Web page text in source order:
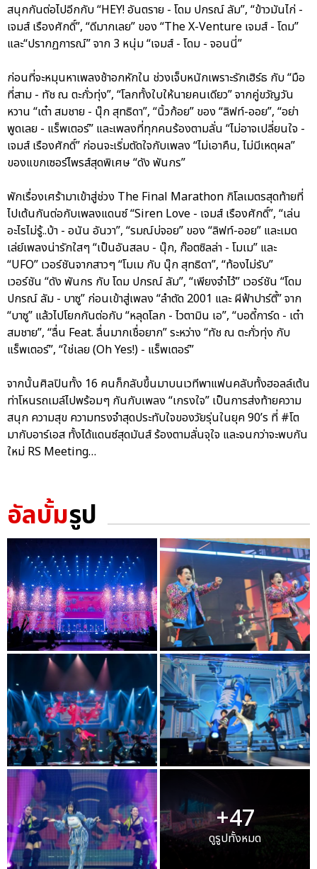
สนุกกันต่อไปอีกกับ “HEY! อันตราย - โดม ปกรณ์ ลัม”, “ข้าวมันไก่ -
เจมส์ เรืองศักดิ์”, “ดีมากเลย” ของ “The X-Venture เจมส์ - โดม”
และ“ปรากฏการณ์” จาก 3 หนุ่ม “เจมส์ - โดม - จอนนี่”
ก่อนที่จะหมุนหาเพลงช้าอกหักใน ช่วงเจ็บหนักเพราะรักเฮิร์ธ กับ “มือ
ที่สาม - ทัช ณ ตะกั่วทุ่ง”, “โลกทั้งใบให้นายคนเดียว” จากคู่ขวัญวัน
หวาน “เต๋า สมชาย - นุ๊ก สุทธิดา”, “นิ้วก้อย” ของ “ลิฟท์-ออย”, “อย่า
พูดเลย - แร็พเตอร์” และเพลงที่ทุกคนร้องตามลั่น “ไม่อาจเปลี่ยนใจ -
เจมส์ เรืองศักดิ์” ก่อนจะเริ่มตัดใจกับเพลง “ไม่เอาคืน, ไม่มีเหตุผล”
ของแขกเซอร์ไพรส์สุดพิเศษ “ดัง พันกร”
พักเรื่องเศร้ามาเข้าสู่ช่วง The Final Marathon กิโลเมตรสุดท้ายที่
ไปเต้นกันต่อกับเพลงแดนซ์ “Siren Love - เจมส์ เรืองศักดิ์”, “เล่น
อะไรไม่รู้..บ้า - อนัน อันวา”, “รมณ์บ่จอย” ของ “ลิฟท์-ออย” และเมด
เล่ย์เพลงน่ารักใสๆ “เป็นอันสลบ - นุ๊ก, ก๊อตซิลล่า - โมเม” และ
“UFO” เวอร์ชันจากสาวๆ “โมเม กับ นุ๊ก สุทธิดา”, “ท้องไม่รับ”
เวอร์ชัน “ดัง พันกร กับ โดม ปกรณ์ ลัม”, “เพียงจำไว้” เวอร์ชัน “โดม
ปกรณ์ ลัม - บาซู” ก่อนเข้าสู่เพลง “ลำตัด 2001 และ ผีฟ้าปาร์ตี้” จาก
“บาซู” แล้วไปโยกกันต่อกับ “หลุดโลก - ไวตามิน เอ”, “บอดี้การ์ด - เต๋า
สมชาย”, “ลื่น Feat. ลื่นมากเชื่อยาก” ระหว่าง “ทัช ณ ตะกั่วทุ่ง กับ
แร็พเตอร์”, “ใช่เลย (Oh Yes!) - แร็พเตอร์”
จากนั้นศิลปินทั้ง 16 คนก็กลับขึ้นมาบนเวทีพาแฟนคลับทั้งฮอลล์เต้น
ท่าโหนรถเมล์ไปพร้อมๆ กันกับเพลง “เกรงใจ” เป็นการส่งท้ายความ
สนุก ความสุข ความทรงจำสุดประทับใจของวัยรุ่นในยุค 90’s ที่ #โต
มากับอาร์เอส ทั้งได้แดนซ์สุดมันส์ ร้องตามลั่นจุใจ และจนกว่าจะพบกัน
ใหม่ RS Meeting…
อัลบั้มรูป
+47
ดูรูปทั้งหมด